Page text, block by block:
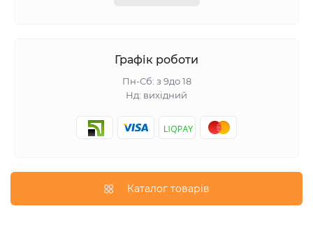
Графік роботи
Пн-Сб: з 9до 18
Нд: вихідний
Каталог товарів